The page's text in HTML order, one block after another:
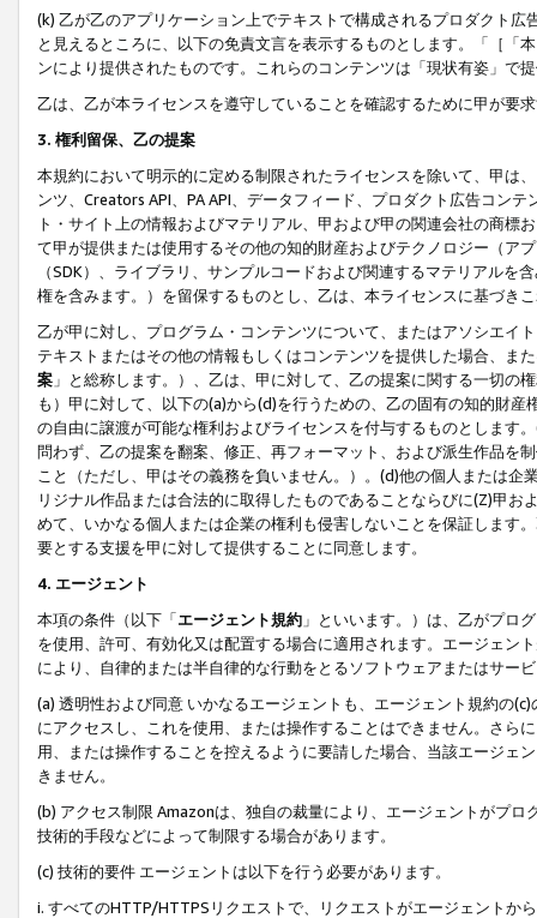
(k) 乙が乙のアプリケーション上でテキストで構成されるプロダクト
と見えるところに、以下の免責文言を表示するものとします。「［「
ンにより提供されたものです。これらのコンテンツは「現状有姿」で
乙は、乙が本ライセンスを遵守していることを確認するために甲が要
3. 権利留保、乙の提案
本規約において明示的に定める制限されたライセンスを除いて、甲は
ンツ、Creators API、PA API、データフィード、プロダクト広告コン
ト・サイト上の情報およびマテリアル、甲および甲の関連会社の商
て甲が提供または使用するその他の知的財産およびテクノロジー（ア
（SDK）、ライブラリ、サンプルコードおよび関連するマテリアル
権を含みます。）を留保するものとし、乙は、本ライセンスに基づき
乙が甲に対し、プログラム・コンテンツについて、またはアソシエイ
テキストまたはその他の情報もしくはコンテンツを提供した場合、ま
案 」と総称します。）、乙は、甲に対して、乙の提案に関する一切
も）甲に対して、以下の(a)から(d)を行うための、乙の固有の知的財
の自由に譲渡が可能な権利およびライセンスを付与するものとします
問わず、乙の提案を翻案、修正、再フォーマット、および派生作品を
こと（ただし、甲はその義務を負いません。）。(d)他の個人または
リジナル作品または合法的に取得したものであることならびに(Z)甲
めて、いかなる個人または企業の権利も侵害しないことを保証します
要とする支援を甲に対して提供することに同意します。
4. エージェント
本項の条件（以下「エージェント規約 」といいます。）は、乙がプロ
を使用、許可、有効化又は配置する場合に適用されます。エージェン
により、自律的または半自律的な行動をとるソフトウェアまたはサー
(a) 透明性および同意 いかなるエージェントも、エージェント規約の
にアクセスし、これを使用、または操作することはできません。さら
用、または操作することを控えるように要請した場合、当該エージェ
きません。
(b) アクセス制限 Amazonは、独自の裁量により、エージェントがプ
技術的手段などによって制限する場合があります。
(c) 技術的要件 エージェントは以下を行う必要があります。
i. すべてのHTTP/HTTPSリクエストで、リクエストがエージェントか